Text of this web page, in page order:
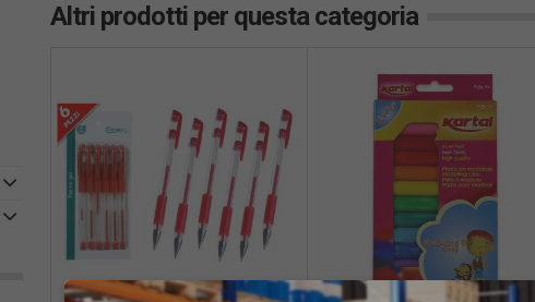
Altri prodotti per questa categoria